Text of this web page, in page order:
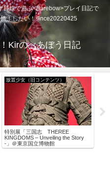
目線で遊ぶ<Barebow>プレイ日記で
！したい！since20220425
Kirのべあぼう日記
放置少女（旧コンテンツ）
特別展「三国志 THEREE
KINGDOMS – Unveiling the Story
-」＠東京国立博物館